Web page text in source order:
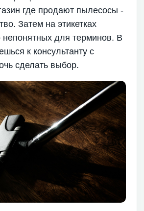
где продают пылесосы -
Затем на этикетках
для терминов. В
к консультанту с
сделать выбор.